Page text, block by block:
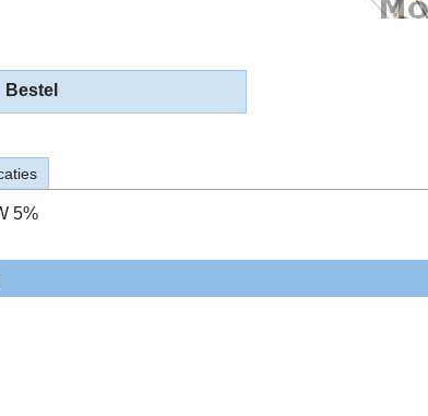
Bestel
5%